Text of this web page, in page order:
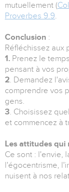
mutuellement (
Proverbes 9.9.
Conclusion :
Réfléchissez aux
1. Prenez le
pensant à vos
2. Demandez
comprendre vos
gens.
3. Choisissez
et commencez à
Les attitudes qui
Ce sont : l'envie,
l'égocentrisme,
nuisent à nos